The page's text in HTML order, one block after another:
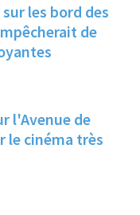
les bord des
de
l'Avenue de
le cinéma très